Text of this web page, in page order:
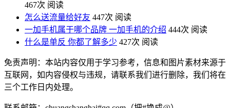
467次 阅读
怎么送流量给好友 447次 阅读
一加手机属于哪个品牌 一加手机的介绍 444次 阅读
什么是单反 你都了解多少 427次 阅读
免责声明：本站内容仅用于学习参考，信息和图片素材来源于
互联网，如内容侵权与违规，请联系我们进行删除，我们将在
三个工作日内处理。